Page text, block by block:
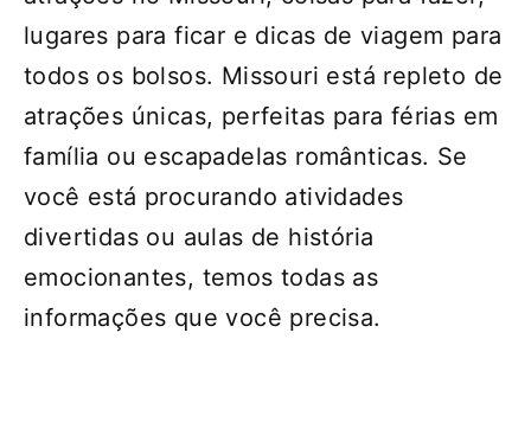
lugares para ficar e dicas de viagem para
todos os bolsos. Missouri está repleto de
atrações únicas, perfeitas para férias em
família ou escapadelas românticas. Se
você está procurando atividades
divertidas ou aulas de história
emocionantes, temos todas as
informações que você precisa.